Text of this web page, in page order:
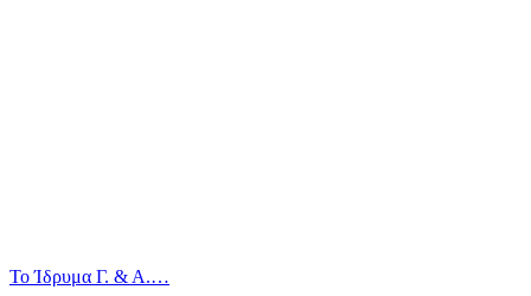
Το Ίδρυμα Γ. & Α.…